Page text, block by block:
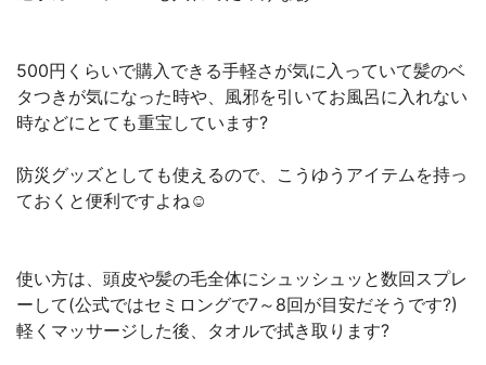
500円くらいで購入できる手軽さが気に入っていて髪のベ
タつきが気になった時や、風邪を引いてお風呂に入れない
時などにとても重宝しています?
防災グッズとしても使えるので、こうゆうアイテムを持っ
ておくと便利ですよね☺️
使い方は、頭皮や髪の毛全体にシュッシュッと数回スプレ
ーして(公式ではセミロングで7～8回が目安だそうです?)
軽くマッサージした後、タオルで拭き取ります?